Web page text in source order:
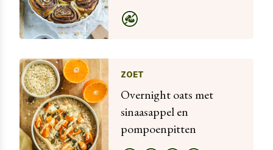
ZOET
Overnight oats met
sinaasappel en
pompoenpitten